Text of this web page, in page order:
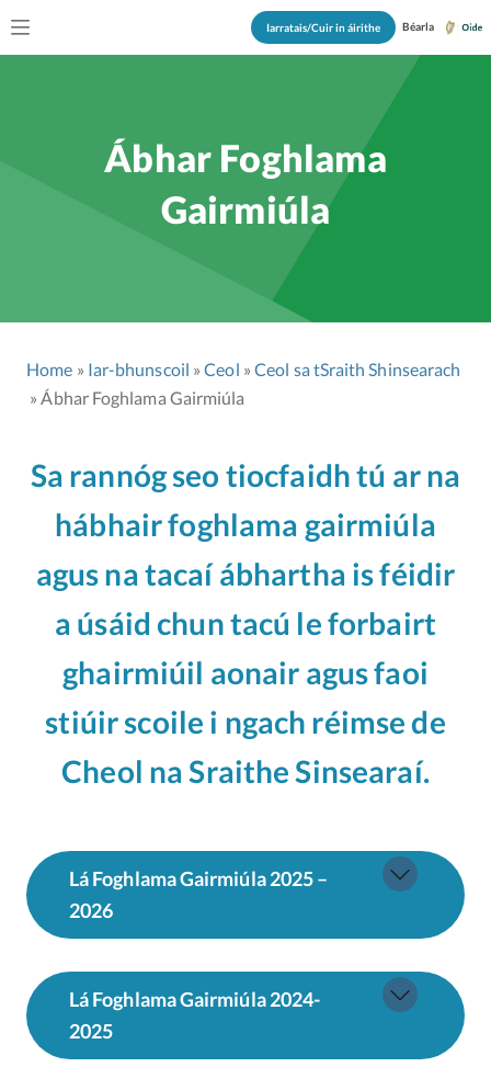
Iarratais/Cuir in áirithe Béarla
Ábhar Foghlama
Gairmiúla
Home Iar-bhunscoil Ceol
Ceol sa tSraith Shinsearach
Ábhar Foghlama Gairmiúla
Sa rannóg seo tiocfaidh tú ar na
hábhair foghlama gairmiúla
agus na tacaí ábhartha is féidir
a úsáid chun tacú le forbairt
ghairmiúil aonair agus faoi
stiúir scoile i ngach réimse de
Cheol na Sraithe Sinsearaí.
Lá Foghlama Gairmiúla 2025 –
2026
Lá Foghlama Gairmiúla 2024-
2025